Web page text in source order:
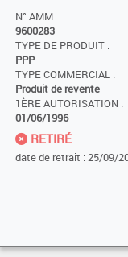
N° AMM
9600283
TYPE DE PRODUIT :
PPP
TYPE COMMERCIAL :
Produit de revente
1ÈRE AUTORISATION :
01/06/1996
RETIRÉ
date de retrait : 25/09/